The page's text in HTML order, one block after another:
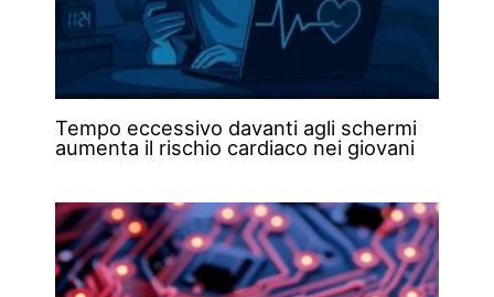
Tempo eccessivo davanti agli schermi
aumenta il rischio cardiaco nei giovani